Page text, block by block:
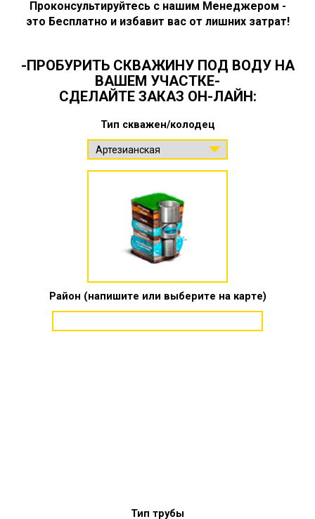
Проконсультируйтесь с нашим Менеджером -
это Бесплатно и избавит вас от лишних затрат!
-ПРОБУРИТЬ СКВАЖИНУ ПОД ВОДУ НА
ВАШЕМ УЧАСТКЕ-
СДЕЛАЙТЕ ЗАКАЗ ОН-ЛАЙН:
Тип скважен/колодец
Район (напишите или выберите на карте)
Тип трубы